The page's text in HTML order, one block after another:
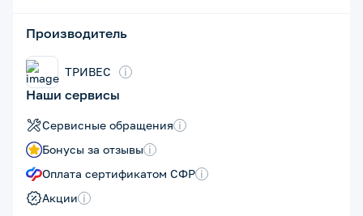
Производитель
ТРИВЕС i
Наши сервисы
Сервисные обращения i
Бонусы за отзывы i
Оплата сертификатом СФР i
Акции i